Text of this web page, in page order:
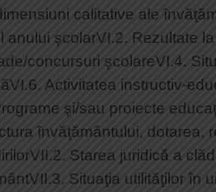
calitative ale
anului şcolarVI.2. Rezultate
concursuri şcolareVI.4.
Activitatea instructiv-
şi/sau proiecte
învăţământului, dotarea,
Starea juridică a
Situaţia utilităţilor în